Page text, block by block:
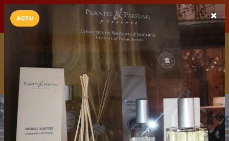
LaCarte LaCarte sur
Play Store
Installez l'App LaCarte
Téléchargez gratuitement l'app LaCarte pour suivre vos
commerces favoris et ne rien rater !
Télécharger Plus tard
ACTU